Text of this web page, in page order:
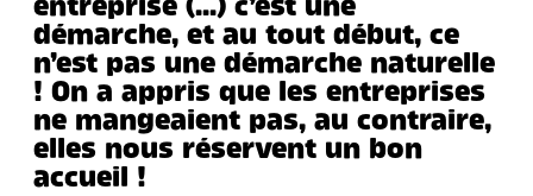
démarche, et au tout début, ce
n’est pas une démarche naturelle
! On a appris que les entreprises
ne mangeaient pas, au contraire,
elles nous réservent un bon
accueil !